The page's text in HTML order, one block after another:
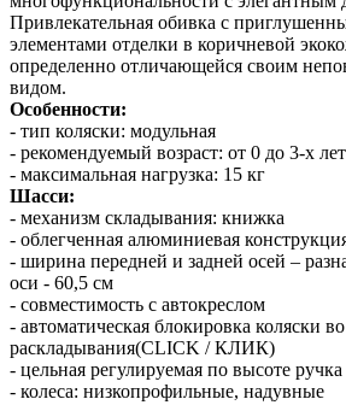
Привлекательная обивка с
элементами отделки в коричневой
определенно отличающейся своим
видом.
Особенности:
- тип коляски: модульная
- рекомендуемый возраст: от 0 до 3-х лет
- максимальная нагрузка: 15 кг
Шасси:
- механизм складывания: книжка
- облегченная алюминиевая
- ширина передней и задней осей –
оси - 60,5 см
- совместимость с автокреслом
- автоматическая блокировка коляски
раскладывания(CLICK / КЛИК)
- цельная регулируемая по высоте
- колеса: низкопрофильные, надувные